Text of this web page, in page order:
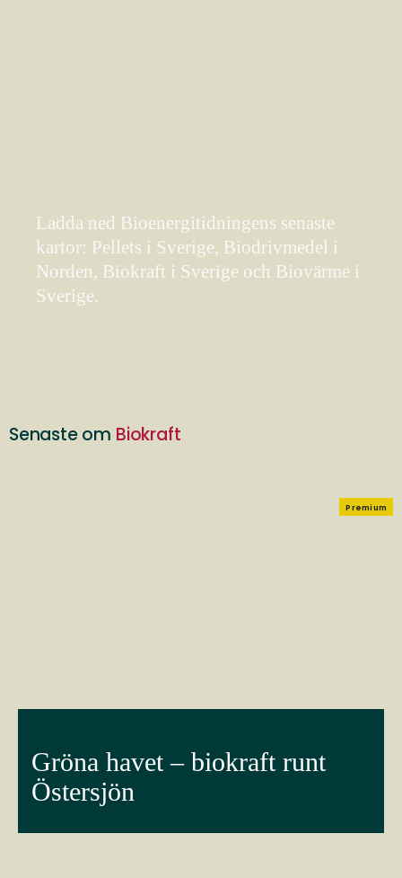
Ladda ned Bioenergitidningens senaste
kartor: Pellets i Sverige, Biodrivmedel i
Norden, Biokraft i Sverige och Biovärme i
Sverige.
Senaste om Biokraft
Premium
Gröna havet – biokraft runt
Östersjön